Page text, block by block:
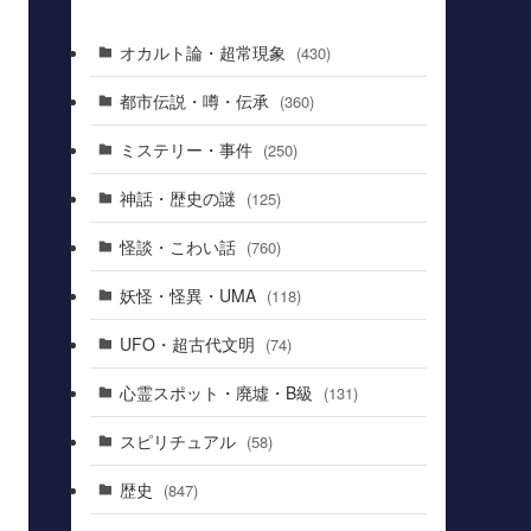
オカルト論・超常現象 (430)
都市伝説・噂・伝承 (360)
ミステリー・事件 (250)
神話・歴史の謎 (125)
怪談・こわい話 (760)
妖怪・怪異・UMA (118)
UFO・超古代文明 (74)
心霊スポット・廃墟・B級 (131)
スピリチュアル (58)
歴史 (847)